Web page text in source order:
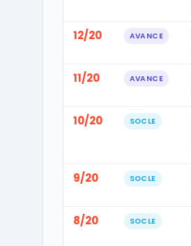
12/20 AVANCE
11/20 AVANCE
10/20 SOCLE
9/20 SOCLE
8/20 SOCLE